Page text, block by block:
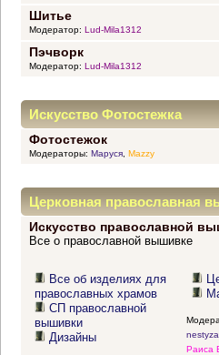
Шитье
Модератор: Lud-Mila1312
Пэчворк
Модератор: Lud-Mila1312
Искусство Фотостежка
Фотостежок
Модераторы: Маруся, Mazzy
Церковная православная
Искусство православной
Все о православной вышивке
Все об изделиях для
православных храмов
СП православной
вышивки
Дизайны
Раиса